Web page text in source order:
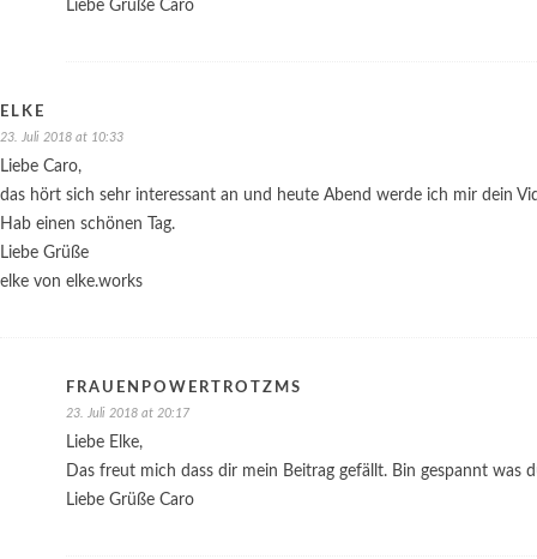
Liebe Grüße Caro
ELKE
23. Juli 2018 at 10:33
Liebe Caro,
das hört sich sehr interessant an und heute Abend werde ich mir dein
Hab einen schönen Tag.
Liebe Grüße
elke von elke.works
FRAUENPOWERTROTZMS
23. Juli 2018 at 20:17
Liebe Elke,
Das freut mich dass dir mein Beitrag gefällt. Bin gespannt was
Liebe Grüße Caro